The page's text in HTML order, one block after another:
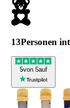
13Personen
5von 5auf